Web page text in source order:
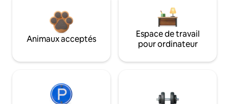
Animaux acceptés
Espace de travail
pour ordinateur